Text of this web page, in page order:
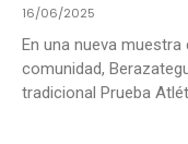
16/06/2025
En una nueva
comunidad,
tradicional Prueba